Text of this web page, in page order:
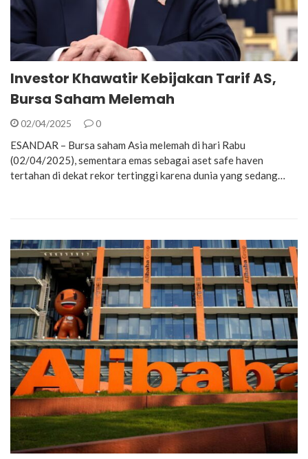
Investor Khawatir Kebijakan Tarif AS,
Bursa Saham Melemah
02/04/2025 0
ESANDAR – Bursa saham Asia melemah di hari Rabu
(02/04/2025), sementara emas sebagai aset safe haven
tertahan di dekat rekor tertinggi karena dunia yang sedang…